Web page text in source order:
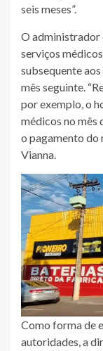
seis meses”.
O administrador
serviços
subsequente
mês seguinte.
por exemplo, o
médicos no mês
o pagamento do
Vianna.
Como forma de
autoridades, a